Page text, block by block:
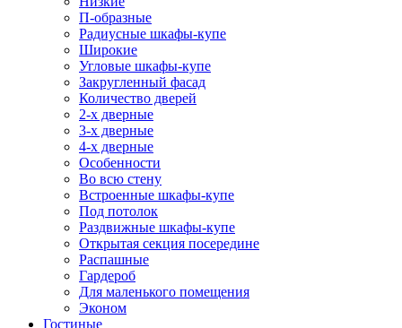
П-образные
Радиусные шкафы-купе
Широкие
Угловые шкафы-купе
Закругленный фасад
Количество дверей
2-х дверные
3-х дверные
4-х дверные
Особенности
Во всю стену
Встроенные шкафы-купе
Под потолок
Раздвижные шкафы-купе
Открытая секция посередине
Распашные
Гардероб
Для маленького помещения
Эконом
Гостиные